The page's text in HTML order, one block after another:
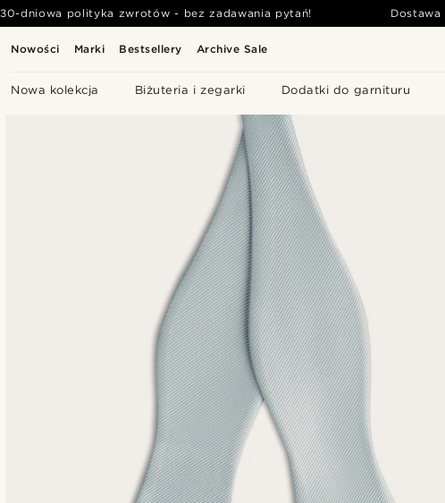
Nowości Marki Bestsellery Archive Sale
Nowa kolekcja Biżuteria i zegarki Dodatki do garnituru
30-dniowa polityka zwrotów - bez zadawania pytań! Dostawa